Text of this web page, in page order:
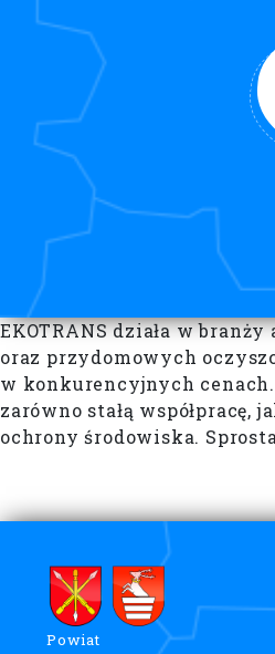
EKOTRANS działa w
oraz przydomowych
w konkurencyjnych
zarówno stałą
ochrony środowiska.
Powiat